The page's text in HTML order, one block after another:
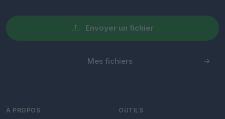
Envoyer un fichier
Mes fichiers
À PROPOS OUTILS